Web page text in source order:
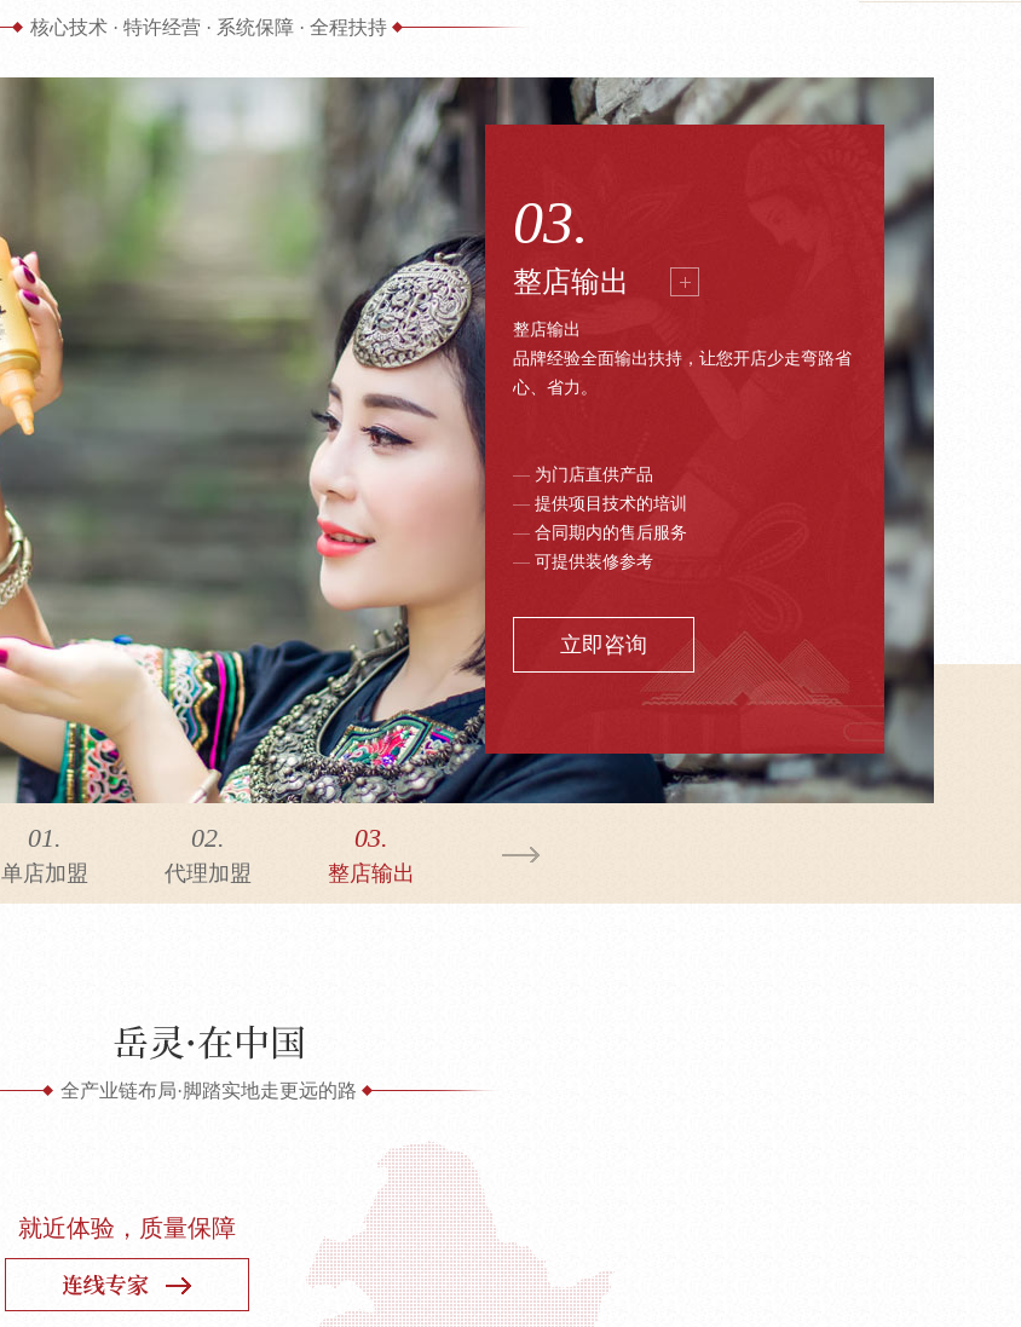
核心技术 · 特许经营 · 系统保障 · 全程扶持
03.
整店输出
整店输出
品牌经验全面输出扶持，让您开店少走弯路省
心、省力。
—为门店直供产品
—提供项目技术的培训
—合同期内的售后服务
—可提供装修参考
立即咨询
01.
单店加盟
02.
代理加盟
03.
整店输出
全产业链布局·脚踏实地走更远的路
就近体验，质量保障